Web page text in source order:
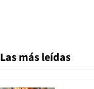
Las más leídas